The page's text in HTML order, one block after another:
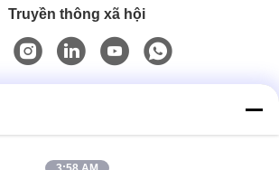
Truyền thông xã hội